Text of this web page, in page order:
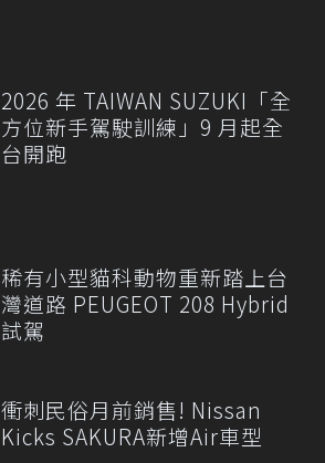
2026 年 TAIWAN SUZUKI「全
方位新手駕駛訓練」9 月起全
台開跑
稀有小型貓科動物重新踏上台
灣道路 PEUGEOT 208 Hybrid
試駕
衝刺民俗月前銷售! Nissan
Kicks SAKURA新增Air車型